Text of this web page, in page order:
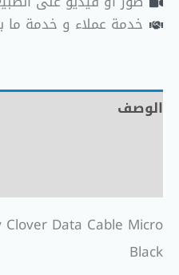
خدمة عملاء و خدمة ما
الوصف
Clover Data Cable Micro
Black